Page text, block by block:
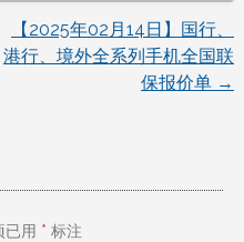
【2025年02月14日】国行、
港行、境外全系列手机全国联
保报价单 →
已用 * 标注